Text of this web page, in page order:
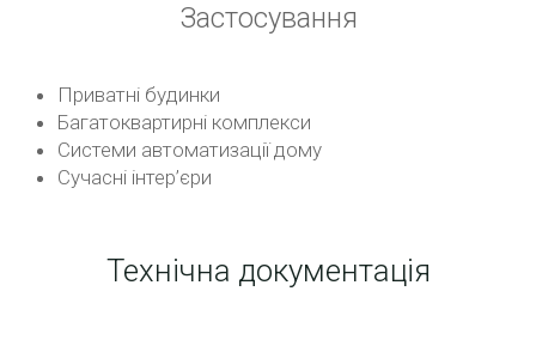
Застосування
Приватні будинки
Багатоквартирні комплекси
Системи автоматизації дому
Сучасні інтер’єри
Технічна документація